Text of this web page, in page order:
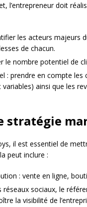
l’entrepreneur doit
les acteurs majeurs
de chacun.
le nombre potentiel de
: prendre en compte les
ainsi que les
stratégie
il est essentiel de
peut inclure :
: vente en ligne,
sociaux, le
la visibilité de